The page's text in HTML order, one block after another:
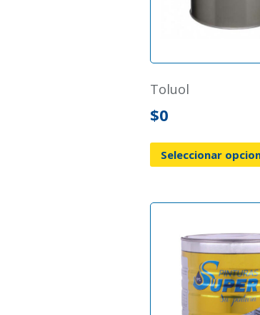
toluol
$0
Seleccionar